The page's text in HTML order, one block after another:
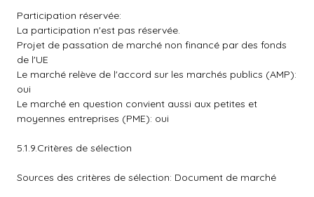
Participation réservée:
La participation n'est pas réservée.
Projet de passation de marché non financé par des fonds
de l'UE
Le marché relève de l'accord sur les marchés publics (AMP):
oui
Le marché en question convient aussi aux petites et
moyennes entreprises (PME): oui
5.1.9.Critères de sélection
Sources des critères de sélection: Document de marché